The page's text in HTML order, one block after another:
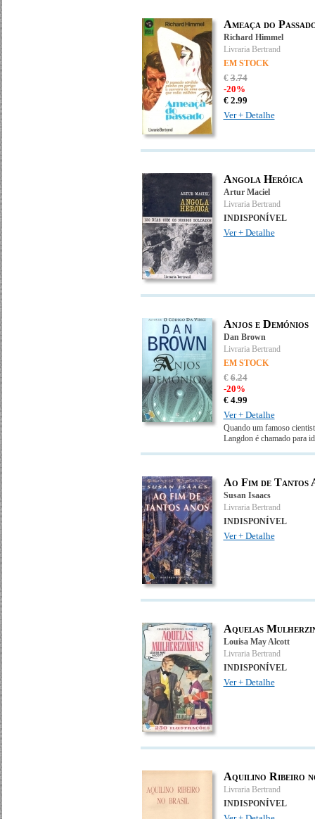
Ameaça do
Richard Himmel
Livraria Bertrand
EM STOCK
€3.74
-20%
€ 2.99
Ver + Detalhe
Angola Heróica
Artur Maciel
Livraria Bertrand
INDISPONÍVEL
Ver + Detalhe
Anjos e Demónios
Dan Brown
Livraria Bertrand
EM STOCK
€6.24
-20%
€ 4.99
Ver + Detalhe
Quando um famoso
Langdon é chamado para
Ao Fim de Tantos
Susan Isaacs
Livraria Bertrand
INDISPONÍVEL
Ver + Detalhe
Aquelas
Louisa May Alcott
Livraria Bertrand
INDISPONÍVEL
Ver + Detalhe
Aquilino Ribeiro
Livraria Bertrand
INDISPONÍVEL